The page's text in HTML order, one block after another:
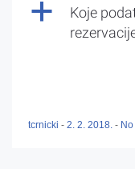
a
Koje
tcrnicki - 2. 2. 2018. -